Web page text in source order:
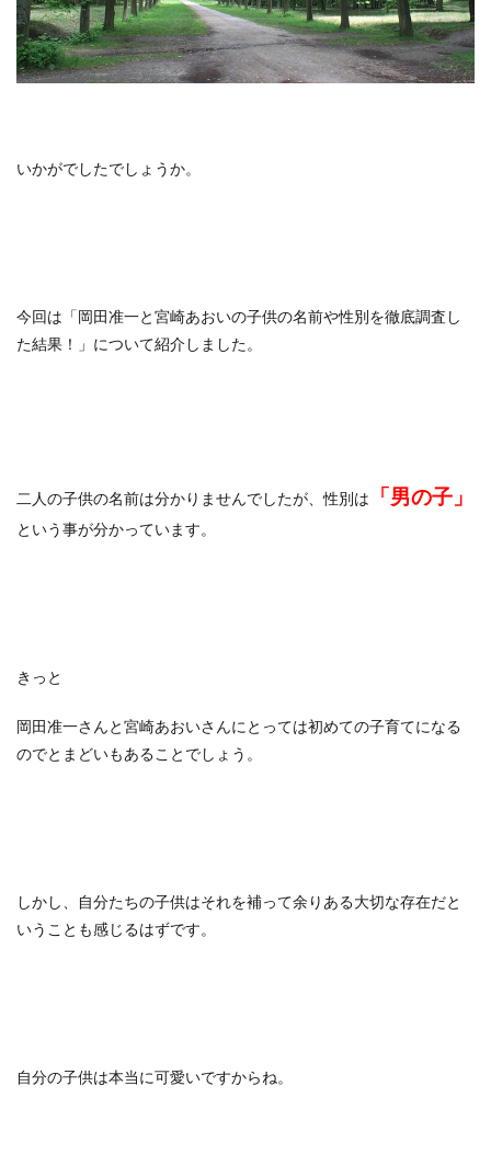
いかがでしたでしょうか。
今回は「岡田准一と宮崎あおいの子供の名前や性別を徹底調査し
た結果！」について紹介しました。
二人の子供の名前は分かりませんでしたが、性別は 「男の子」
という事が分かっています。
きっと
岡田准一さんと宮崎あおいさんにとっては初めての子育てになる
のでとまどいもあることでしょう。
しかし、自分たちの子供はそれを補って余りある大切な存在だと
いうことも感じるはずです。
自分の子供は本当に可愛いですからね。